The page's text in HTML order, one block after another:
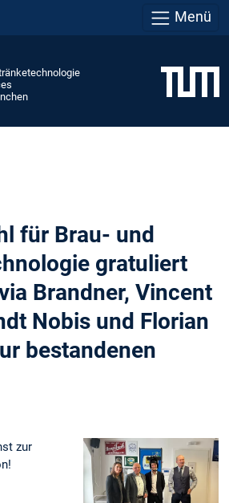
Menü
für Brau- und
gratuliert
Brandner, Vincent
Nobis und Florian
bestandenen
zur